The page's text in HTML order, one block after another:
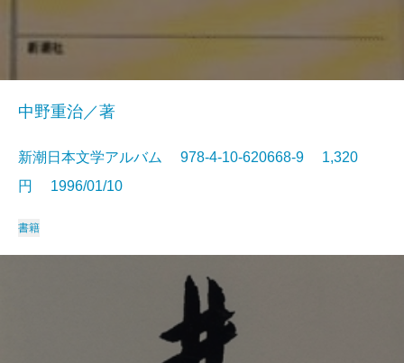
中野重治／著
新潮日本文学アルバム 978-4-10-620668-9 1,320
円 1996/01/10
書籍